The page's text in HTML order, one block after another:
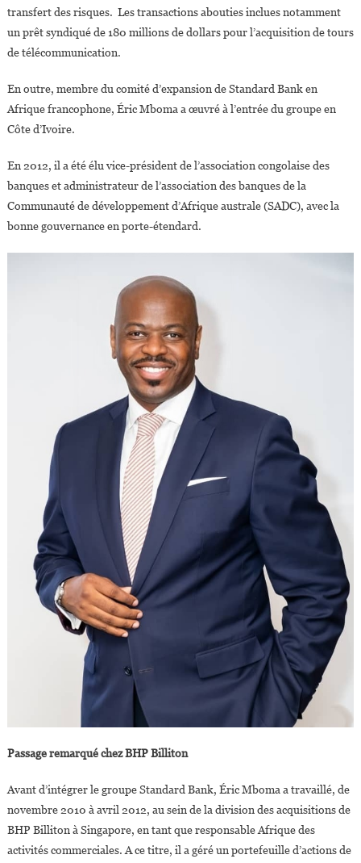
transfert des risques. Les transactions abouties inclues notamment
un prêt syndiqué de 180 millions de dollars pour l’acquisition de tours
de télécommunication.
En outre, membre du comité d’expansion de Standard Bank en
Afrique francophone, Éric Mboma a œuvré à l’entrée du groupe en
Côte d’Ivoire.
En 2012, il a été élu vice-président de l’association congolaise des
banques et administrateur de l’association des banques de la
Communauté de développement d’Afrique australe (SADC), avec la
bonne gouvernance en porte-étendard.
Passage remarqué chez BHP Billiton
Avant d’intégrer le groupe Standard Bank, Éric Mboma a travaillé, de
novembre 2010 à avril 2012, au sein de la division des acquisitions de
BHP Billiton à Singapore, en tant que responsable Afrique des
activités commerciales. A ce titre, il a géré un portefeuille d’actions de